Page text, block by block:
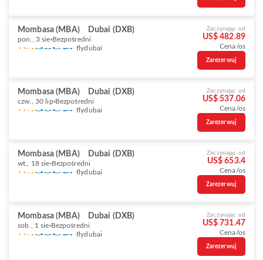
Mombasa (MBA) Dubai (DXB)
pon., 3 sie Bezpośredni
flydubai
Zaczynając od
US$ 482.89
Cena/os
Zarezerwuj
Mombasa (MBA) Dubai (DXB)
czw., 30 lip Bezpośredni
flydubai
Zaczynając od
US$ 537.06
Cena/os
Zarezerwuj
Mombasa (MBA) Dubai (DXB)
wt., 18 sie Bezpośredni
flydubai
Zaczynając od
US$ 653.4
Cena/os
Zarezerwuj
Mombasa (MBA) Dubai (DXB)
sob., 1 sie Bezpośredni
flydubai
Zaczynając od
US$ 731.47
Cena/os
Zarezerwuj